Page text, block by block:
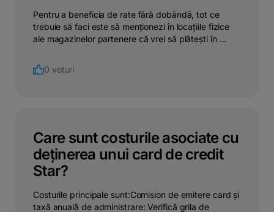
Pentru a beneficia de rate fără dobândă, tot ce
trebuie să faci este să menționezi în locațiile fizice
ale magazinelor partenere că vrei să plătești în ...
0 voturi
Care sunt costurile asociate cu
deținerea unui card de credit
Star?
Costurile principale sunt:Comision de emitere card și
taxă anuală de administrare: Verifică grila de